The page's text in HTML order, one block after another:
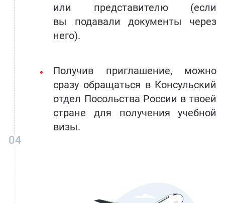
04
или представителю (если
вы подавали документы через
него).
Получив приглашение, можно
сразу обращаться в Консульский
отдел Посольства России в твоей
стране для получения учебной
визы.